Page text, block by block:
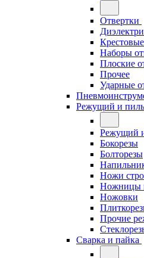
Отвертки
Наборы
Плоские
Прочее
Ударные
Режущий и
Режущий
Бокорезы
Болторезы
Ножи
Ножницы
Ножовки
Прочие
Сварка и пайка